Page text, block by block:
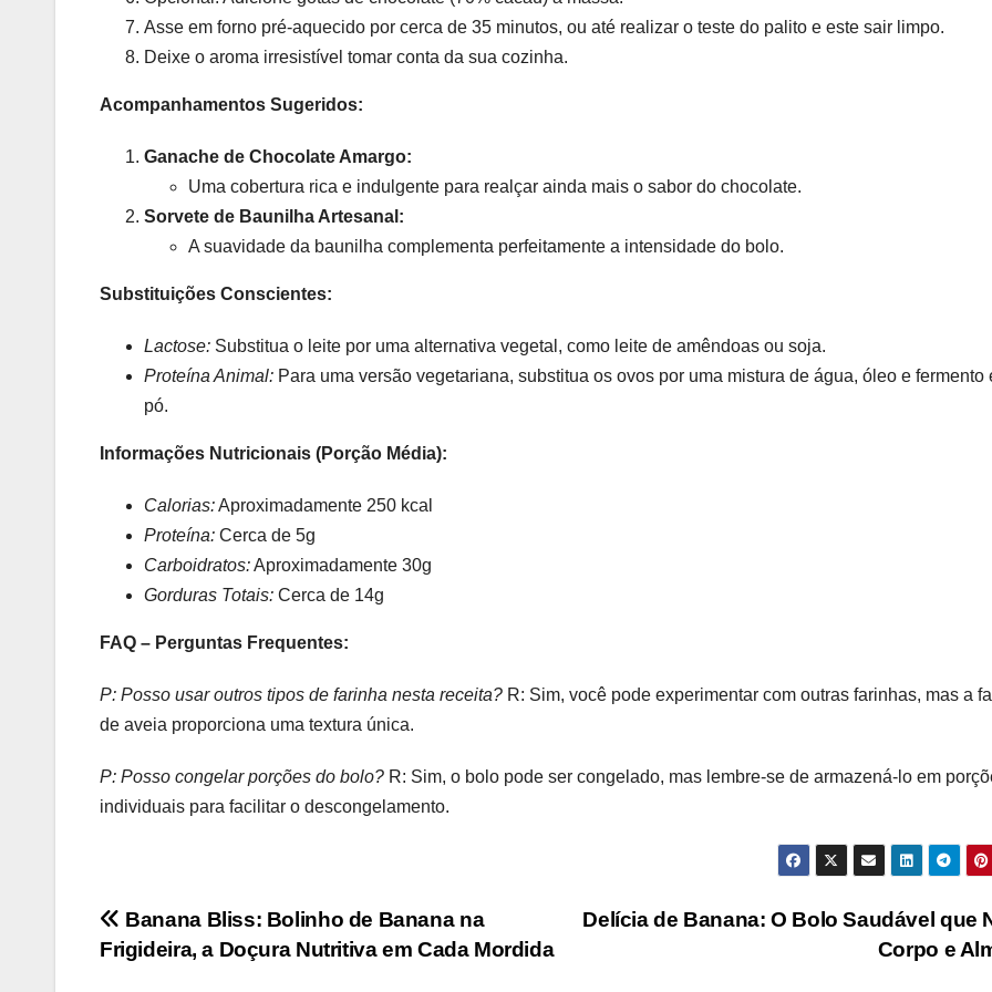
Asse em forno pré-aquecido por cerca de 35 minutos, ou até realizar o teste do palito e este sair limpo.
Deixe o aroma irresistível tomar conta da sua cozinha.
Acompanhamentos Sugeridos:
Ganache de Chocolate Amargo:
Uma cobertura rica e indulgente para realçar ainda mais o sabor do chocolate.
Sorvete de Baunilha Artesanal:
A suavidade da baunilha complementa perfeitamente a intensidade do bolo.
Substituições Conscientes:
Lactose: Substitua o leite por uma alternativa vegetal, como leite de amêndoas ou soja.
Proteína Animal: Para uma versão vegetariana, substitua os ovos por uma mistura de água, óleo e fermento
pó.
Informações Nutricionais (Porção Média):
Calorias:Aproximadamente 250 kcal
Proteína: Cerca de 5g
Carboidratos:Aproximadamente 30g
Gorduras Totais: Cerca de 14g
FAQ – Perguntas Frequentes:
P: Posso usar outros tipos de farinha nesta receita? R: Sim, você pode experimentar com outras farinhas, mas a
de aveia proporciona uma textura única.
P: Posso congelar porções do bolo? R: Sim, o bolo pode ser congelado, mas lembre-se de armazená-lo em
individuais para facilitar o descongelamento.
Navegação
de
Delícia de Banana: O Bolo Saudável que
Corpo e
Banana Bliss: Bolinho de Banana na
Frigideira, a Doçura Nutritiva em Cada Mordida